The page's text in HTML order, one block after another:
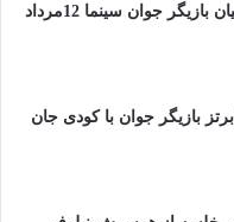
درگذشت مریم همتیان بازیگر جوان سینما 12مرداد
بازیگر جوان با کودی جان